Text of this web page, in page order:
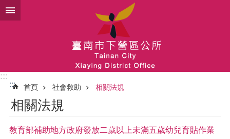
跳到主要內容區塊
:::
:::
首頁 社會救助 相關法規
相關法規
教育部補助地方政府發放二歲以上未滿五歲幼兒育貼作業